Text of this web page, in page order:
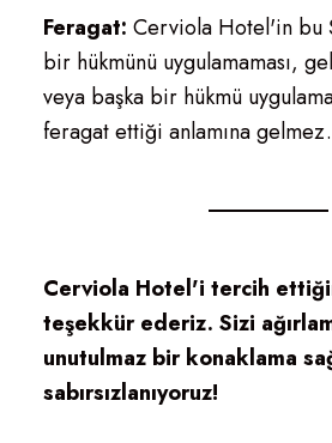
Feragat: Cerviola Hotel'in bu
bir hükmünü uygulamaması,
veya başka bir hükmü
feragat ettiği anlamına gelmez.
Cerviola Hotel'i tercih
teşekkür ederiz. Sizi
unutulmaz bir konaklama
sabırsızlanıyoruz!